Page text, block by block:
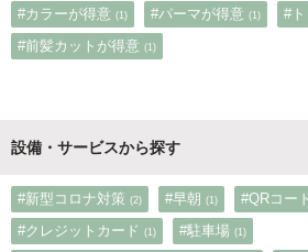
#カラーが得意 (1) #パーマが得意 (1) #
#前髪カットが得意 (1)
設備・サービスから探す
#新型コロナ対策 (2) #早朝 (1) #QRコー
#クレジットカード (1) #駐車場 (1)